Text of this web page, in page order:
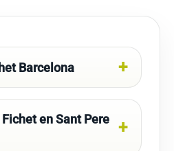
Barcelona
en Sant Pere